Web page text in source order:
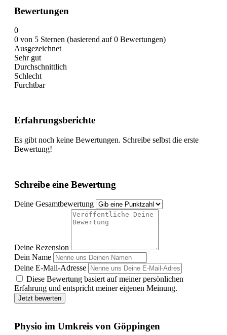
Bewertungen
0
0 von 5 Sternen (basierend auf 0 Bewertungen)
Ausgezeichnet
Sehr gut
Durchschnittlich
Schlecht
Furchtbar
Erfahrungsberichte
Es gibt noch keine Bewertungen. Schreibe selbst die erste
Bewertung!
Schreibe eine Bewertung
Deine Gesamtbewertung
Deine Rezension
Dein Name
Deine E-Mail-Adresse
Diese Bewertung basiert auf meiner persönlichen
Erfahrung und entspricht meiner eigenen Meinung.
Jetzt bewerten
Physio im Umkreis von Göppingen